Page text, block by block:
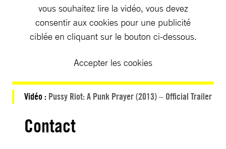
vous souhaitez lire la vidéo, vous devez
consentir aux cookies pour une publicité
ciblée en cliquant sur le bouton ci-dessous.
Accepter les cookies
Vidéo : Pussy Riot: A Punk Prayer (2013) – Official Trailer
Contact